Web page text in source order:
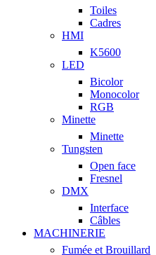
Toiles
Cadres
HMI
K5600
LED
Bicolor
Monocolor
RGB
Minette
Minette
Tungsten
Open face
Fresnel
DMX
Interface
Câbles
MACHINERIE
Fumée et Brouillard